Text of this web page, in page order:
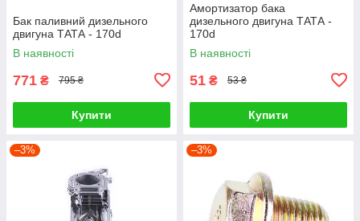
Бак паливний дизельного
двигуна ТАТА - 170d
В наявності
771 ₴ 795 ₴
Купити
Амортизатор бака
дизельного двигуна ТАТА -
170d
В наявності
51 ₴ 53 ₴
Купити
–3% –3%